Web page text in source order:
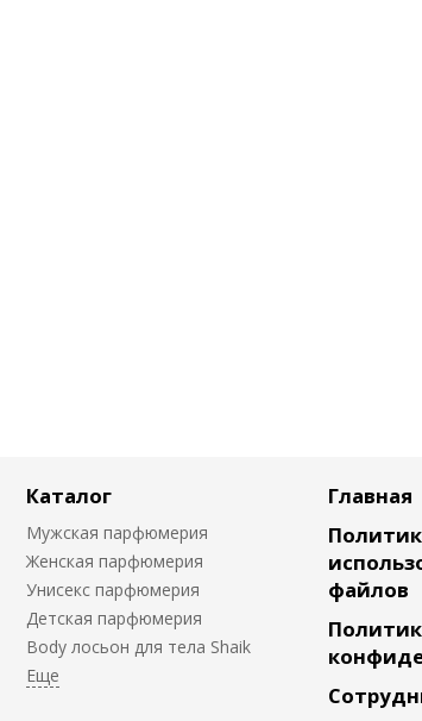
Каталог
Мужская парфюмерия
Женская парфюмерия
Унисекс парфюмерия
Детская парфюмерия
Body лосьон для тела Shaik
Главная
файлов